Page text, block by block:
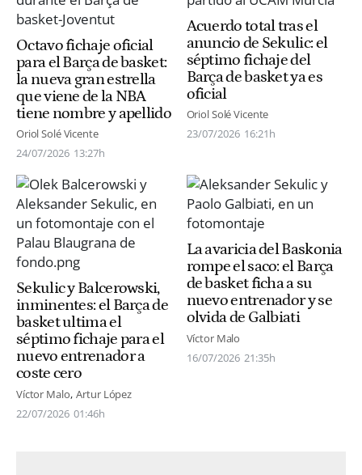
Octavo fichaje oficial
para el Barça de basket:
la nueva gran estrella
que viene de la NBA
tiene nombre y apellido
Oriol Solé Vicente
24/07/2026 13:27h
Acuerdo total tras el
anuncio de Sekulic: el
séptimo fichaje del
Barça de basket ya es
oficial
Oriol Solé Vicente
23/07/2026 16:21h
Sekulic y Balcerowski,
inminentes: el Barça de
basket ultima el
séptimo fichaje para el
nuevo entrenador a
coste cero
Víctor Malo Artur López
22/07/2026 01:46h
La avaricia del Baskonia
rompe el saco: el Barça
de basket ficha a su
nuevo entrenador y se
olvida de Galbiati
Víctor Malo
16/07/2026 21:35h